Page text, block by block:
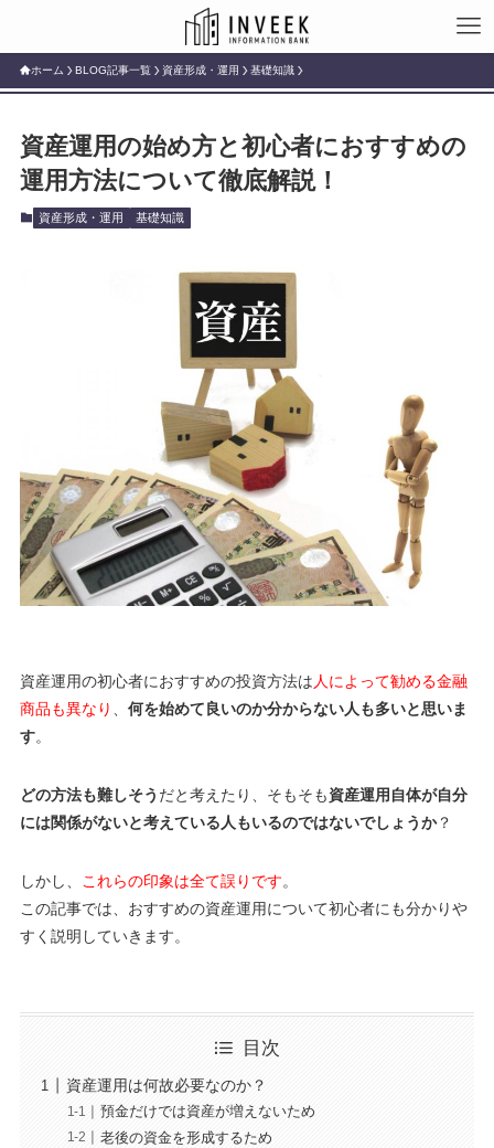
ホーム BLOG記事一覧 資産形成・運用 基礎知識
資産運用の始め方と初心者におすすめの
運用方法について徹底解説！
資産形成・運用 基礎知識
資産運用の初心者におすすめの投資方法は 人によって勧める金融
商品も異なり
何を始めて良いのか分からない人も多いと思いま
す。
どの方法も難しそう だと考えたり、そもそも資産運用自体が自分
には関係がないと考えている人もいるのではないでしょうか？
しかし、 これらの印象は全て誤りです。
この記事では、おすすめの資産運用について初心者にも分かりや
すく説明していきます。
目次
資産運用は何故必要なのか？
預金だけでは資産が増えないため
老後の資金を形成するため